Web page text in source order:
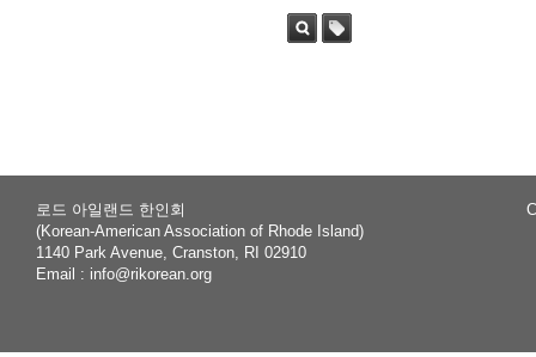
로드 아일랜드 한인회
(Korean-American Association of Rhode Island)
1140 Park Avenue, Cranston, RI 02910
Email : info@rikorean.org